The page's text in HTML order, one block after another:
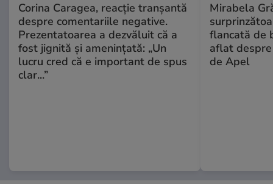
Corina Caragea, reacție tranșantă
despre comentariile negative.
Prezentatoarea a dezvăluit că a
fost jignită și amenințată: „Un
lucru cred că e important de spus
clar...”
Mirabela
flancată de
aflat
de Apel